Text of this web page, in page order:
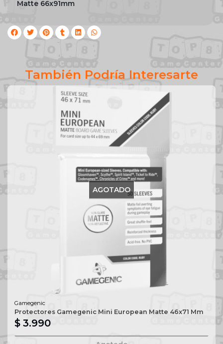
Matte 66x91mm
También Podría Interesarte
AGOTADO
Gamegenic
Protectores Gamegenic Mini European Matte 46x71 Mm
$ 3.990